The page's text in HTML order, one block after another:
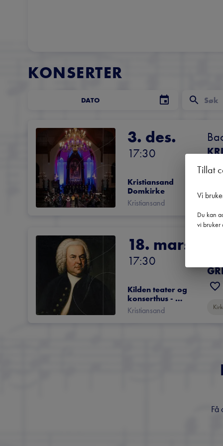
KONSERTER
DATO
3. des.
17:30
Kristiansand
Domkirke
Kristiansand
18. mars
17:30
Kilden teater og
konserthus -
Konsertsalen
Kristiansand
Få
Tillat
Vi
Du kan
vi bruker